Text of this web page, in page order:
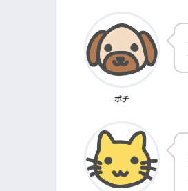
ポチ